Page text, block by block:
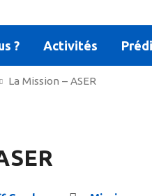
? Activités
La Mission – ASER